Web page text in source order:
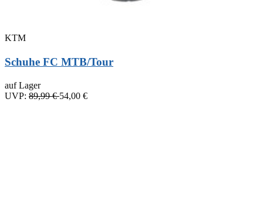
KTM
Schuhe FC MTB/Tour
auf Lager
UVP: 89,99 € 54,00 €